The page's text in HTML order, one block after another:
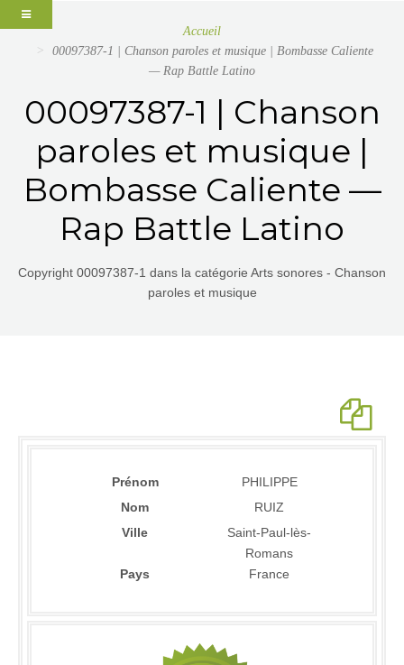
Accueil
00097387-1 | Chanson paroles et musique | Bombasse Caliente
— Rap Battle Latino
00097387-1 | Chanson
paroles et musique |
Bombasse Caliente —
Rap Battle Latino
Copyright 00097387-1 dans la catégorie Arts sonores - Chanson
paroles et musique
Prénom
PHILIPPE
Nom
RUIZ
Ville
Saint-Paul-lès-
Romans
Pays
France